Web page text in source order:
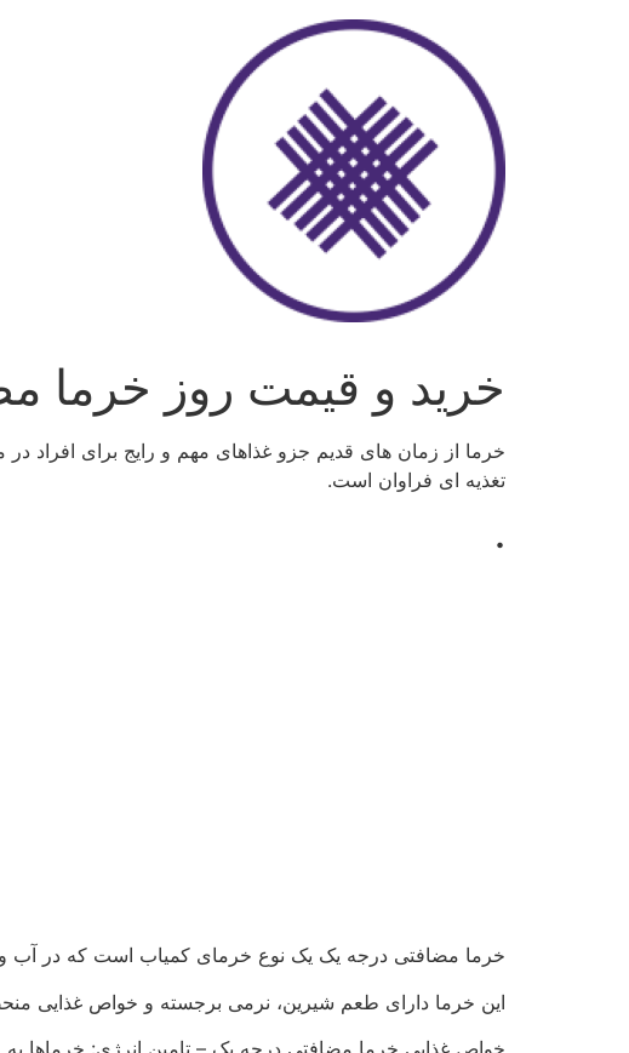
خرید و قیمت روز خرما
خرما از زمان های قدیم جزو غذاهای مهم و رایج برای افراد
تغذیه ای فراوان است.
.
خرما مضافتی درجه یک یک نوع خرمای کمیاب است که در
این خرما دارای طعم شیرین، نرمی برجسته و خواص غذایی